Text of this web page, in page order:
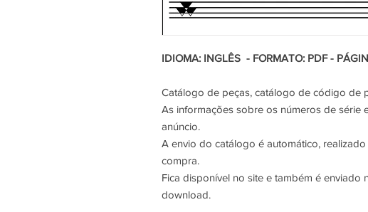
IDIOMA: INGLÊS - FORMATO: PDF -
Catálogo de peças, catálogo de código de
As informações sobre os números de série
anúncio.
A envio do catálogo é automático,
compra.
Fica disponível no site e também é enviado
download.